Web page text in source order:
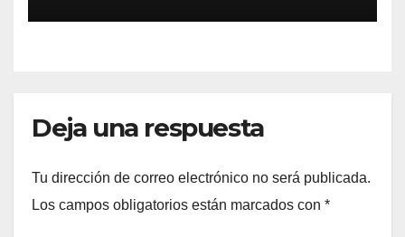
Deja una respuesta
Tu dirección de correo electrónico no será publicada.
Los campos obligatorios están marcados con *